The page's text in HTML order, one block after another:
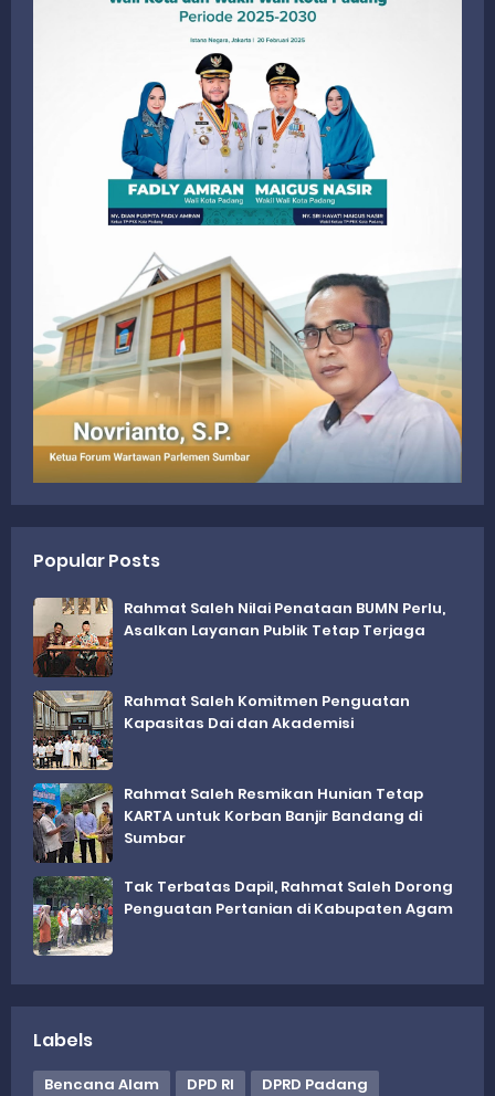
Popular Posts
Rahmat Saleh Nilai Penataan BUMN Perlu,
Asalkan Layanan Publik Tetap Terjaga
Rahmat Saleh Komitmen Penguatan
Kapasitas Dai dan Akademisi
Rahmat Saleh Resmikan Hunian Tetap
KARTA untuk Korban Banjir Bandang di
Sumbar
Tak Terbatas Dapil, Rahmat Saleh Dorong
Penguatan Pertanian di Kabupaten Agam
Labels
Bencana Alam DPD RI
DPRD Padang